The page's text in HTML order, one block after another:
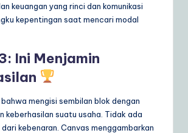
keuangan yang rinci dan komunikasi
kepentingan saat mencari modal
Ini Menjamin
mengisi sembilan blok dengan
keberhasilan suatu usaha. Tidak ada
kebenaran. Canvas menggambarkan